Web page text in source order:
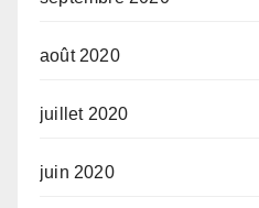
août 2020
juillet 2020
juin 2020